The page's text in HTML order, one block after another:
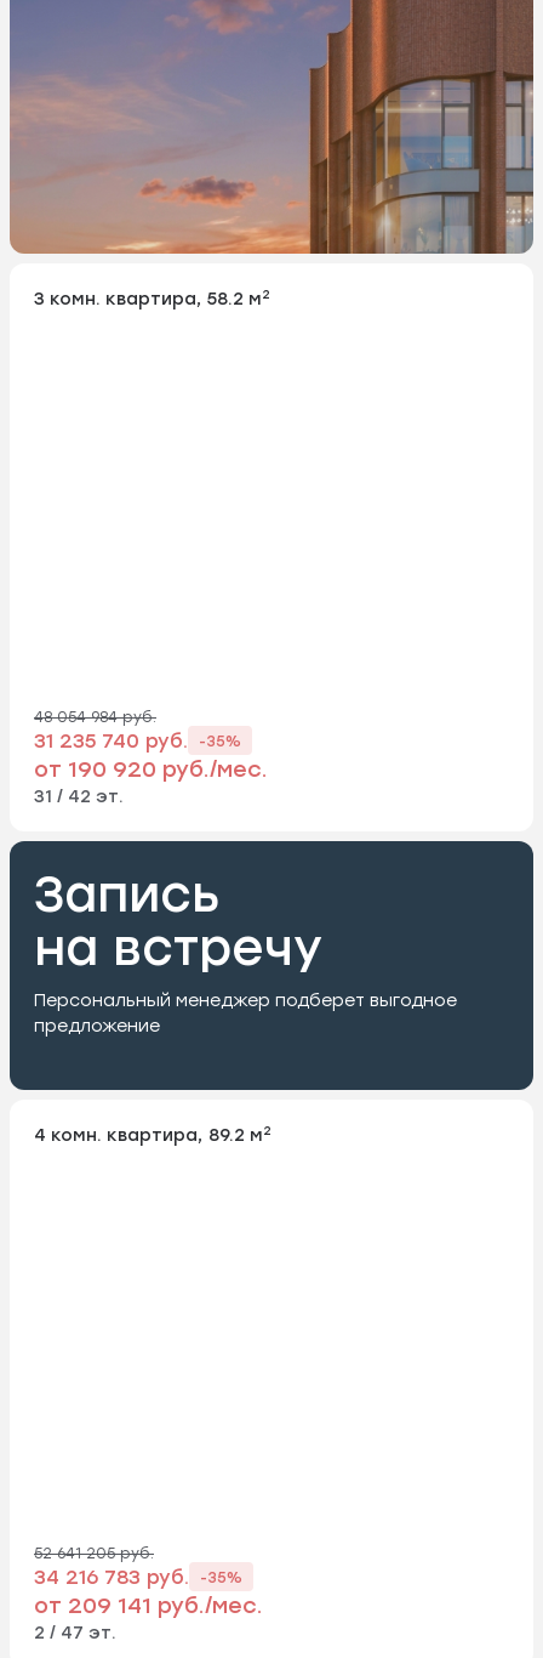
3 комн. квартира, 58.2 м2
48 054 984 руб.
31 235 740 руб. -35%
от 190 920 руб./мес.
31 / 42 эт.
Запись
на встречу
Персональный менеджер подберет выгодное
предложение
4 комн. квартира, 89.2 м2
52 641 205 руб.
34 216 783 руб. -35%
от 209 141 руб./мес.
2 / 47 эт.